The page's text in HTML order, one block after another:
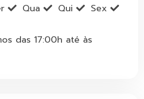
Qua Qui
Sex
das 17:00h até às